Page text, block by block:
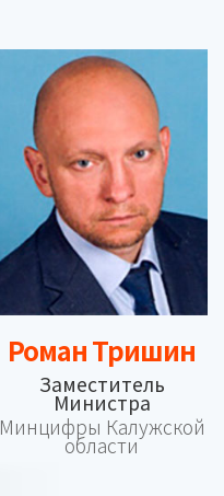
Роман Тришин
Заместитель
Министра
Минцифры Калужской
области